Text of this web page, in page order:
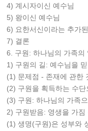
4) 계시자이신 예수님
5) 왕이신 예수님
6) 요한서신이라는 추가
7) 결론
6. 구원: 하나님의 가족의
1) 구원의 길: 예수님을
(1) 문제점 - 존재에 관한
(2) 구원을 획득하는 수단
(3) 구원: 하나님의 가족
2) 구원받음: 영생을 가짐
(1) 생명(구원)은 성부와